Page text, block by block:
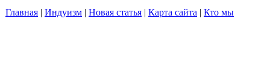
Главная | Индуизм | Новая статья | Карта сайта | Кто мы